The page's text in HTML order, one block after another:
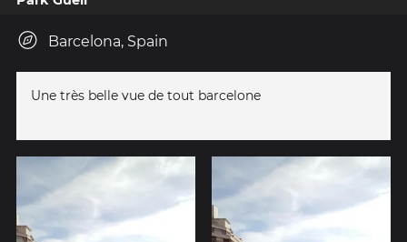
Barcelona, Spain
Une très belle vue de tout barcelone